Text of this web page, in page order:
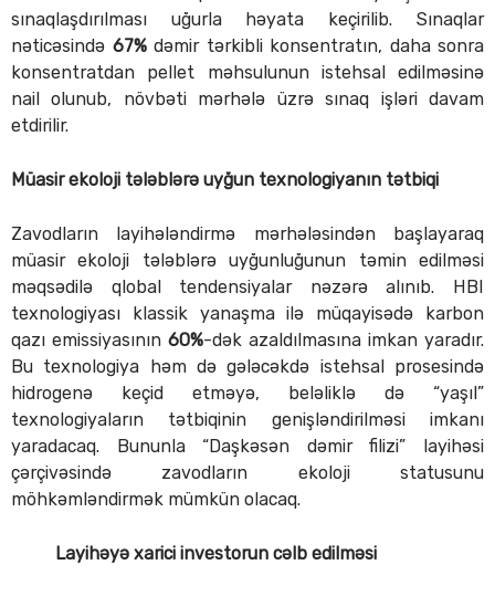
sınaqlaşdırılması uğurla həyata keçirilib. Sınaqlar
nəticəsində 67%dəmir tərkibli konsentratın, daha sonra
konsentratdan pellet məhsulunun istehsal edilməsinə
nail olunub, növbəti mərhələ üzrə sınaq işləri davam
etdirilir.
Müasir ekoloji tələblərə uyğun texnologiyanın tətbiqi
Zavodların layihələndirmə mərhələsindən başlayaraq
müasir ekoloji tələblərə uyğunluğunun təmin edilməsi
məqsədilə qlobal tendensiyalar nəzərə alınıb. HBI
texnologiyası klassik yanaşma ilə müqayisədə karbon
qazı emissiyasının 60%-dək azaldılmasına imkan yaradır.
Bu texnologiya həm də gələcəkdə istehsal prosesində
hidrogenə keçid etməyə, beləliklə də “yaşıl”
texnologiyaların tətbiqinin genişləndirilməsi imkanı
yaradacaq. Bununla “Daşkəsən dəmir filizi” layihəsi
çərçivəsində zavodların ekoloji statusunu
möhkəmləndirmək mümkün olacaq.
Layihəyə xarici investorun cəlb edilməsi